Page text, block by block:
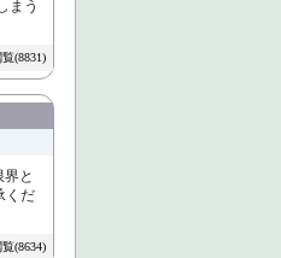
まう
(8831)
と
くだ
(8634)